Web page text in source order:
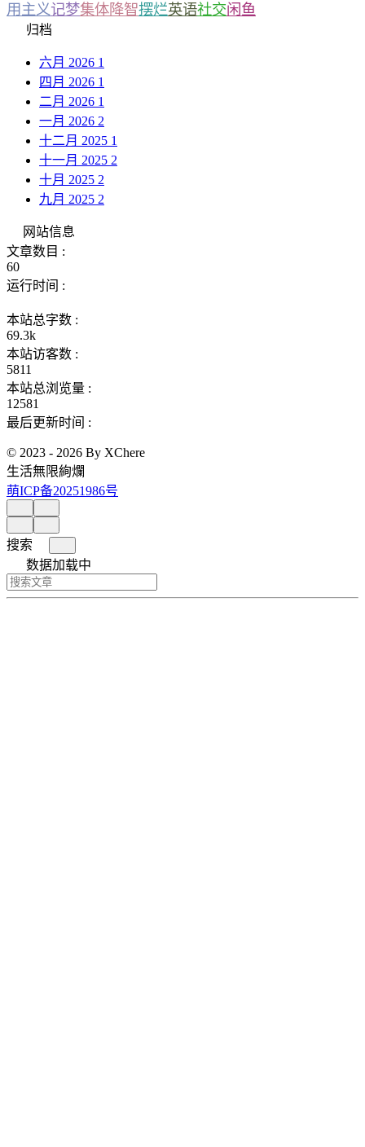
用主义记梦集体降智摆烂英语社交闲鱼
归档
六月 2026 1
四月 2026 1
二月 2026 1
一月 2026 2
十二月 2025 1
十一月 2025 2
十月 2025 2
九月 2025 2
网站信息
文章数目 :
60
运行时间 :
本站总字数 :
69.3k
本站访客数 :
5811
本站总浏览量 :
12581
最后更新时间 :
© 2023 - 2026 By XChere
生活無限絢爛
萌ICP备20251986号
搜索
数据加载中